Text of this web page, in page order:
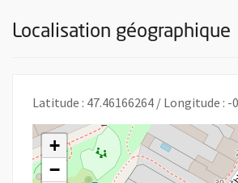
Localisation géographique
Latitude : 47.46166264 / Longitude : -
+
−